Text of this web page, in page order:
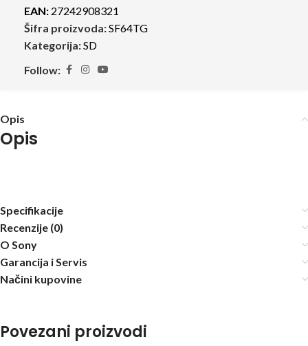
EAN: 27242908321
Šifra proizvoda:SF64TG
Kategorija:SD
Follow:
Opis
Opis
Specifikacije
Recenzije (0)
O Sony
Garancija i Servis
Načini kupovine
Povezani proizvodi